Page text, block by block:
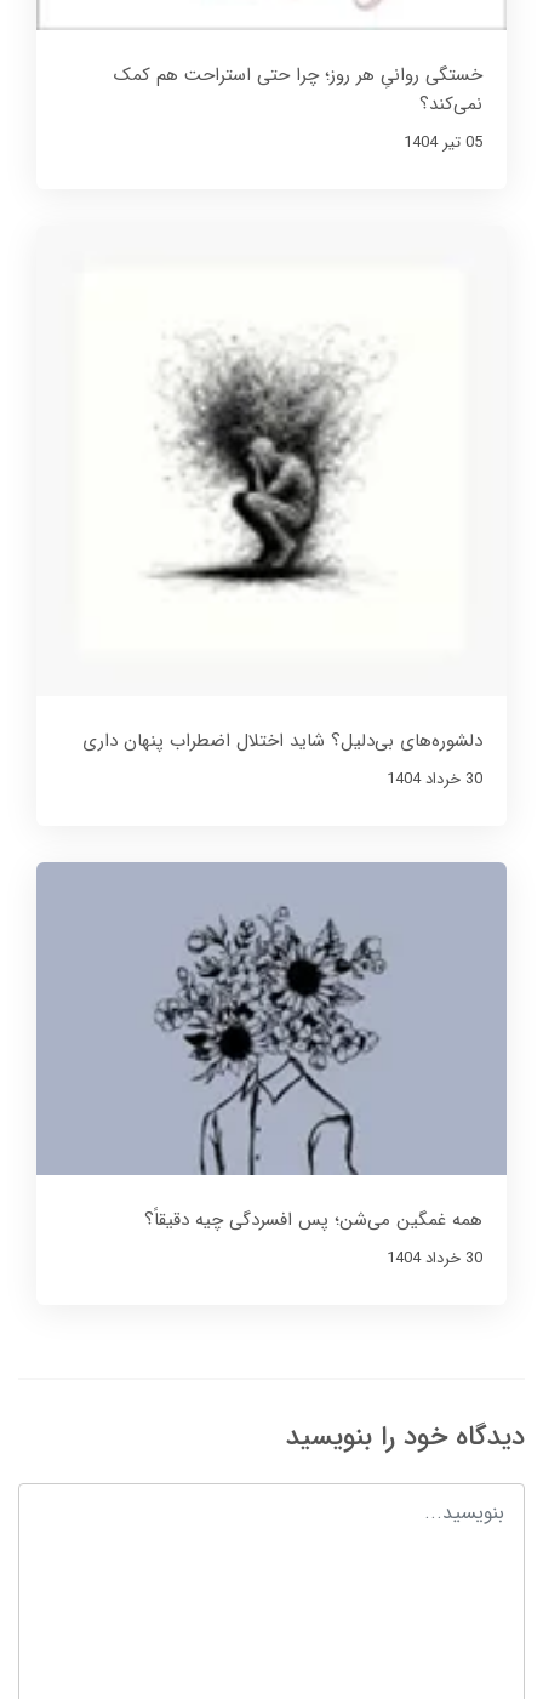
خستگی روانیِ هر روز؛ چرا حتی استراحت هم کمک
نمی‌کند؟
05 تير 1404
دلشوره‌های بی‌دلیل؟ شاید اختلال اضطراب پنهان داری
30 خرداد 1404
همه غمگین می‌شن؛ پس افسردگی چیه دقیقاً؟
30 خرداد 1404
دیدگاه خود را بنویسید